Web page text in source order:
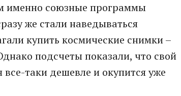
именно союзные программы
же стали наведываться
купить космические снимки –
подсчеты показали, что свой
таки дешевле и окупится уже